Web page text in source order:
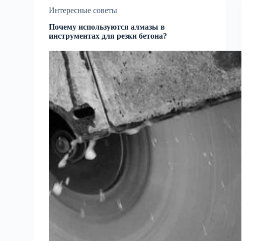
Интересные советы
Почему используются алмазы в
инструментах для резки бетона?